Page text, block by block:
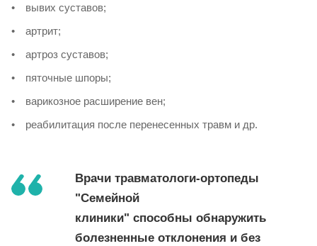
вывих суставов;
артрит;
артроз суставов;
пяточные шпоры;
варикозное расширение вен;
реабилитация после перенесенных травм и др.
Врачи травматологи-ортопеды
"Семейной
клиники" способны обнаружить
болезненные отклонения и без